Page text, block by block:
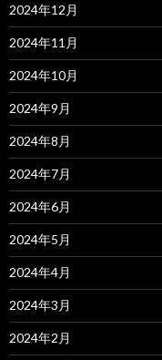
2024年12月
2024年11月
2024年10月
2024年9月
2024年8月
2024年7月
2024年6月
2024年5月
2024年4月
2024年3月
2024年2月